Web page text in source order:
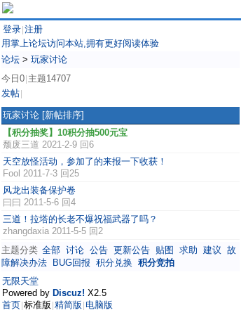
登录 注册
用掌上论坛访问本站,拥有更好阅读体验
论坛 > 玩家讨论
今日0 主题14707
发帖
玩家讨论 [新帖排序]
【积分抽奖】10积分抽500元宝
颓废三道 2021-2-9 回6
天空放怪活动，参加了的来报一下收获！
Fool 2011-7-3 回25
风龙出装备保护卷
曰曰 2011-5-6 回4
三道！拉塔的长老不爆祝福武器了吗？
zhangdaxia 2011-5-5 回2
主题分类 全部 讨论 公告 更新公告 贴图 求助 建议 故
障解决办法
BUG回报 积分兑换 积分竞拍
无限天堂
Powered by Discuz! X2.5
首页 标准版 精简版 电脑版